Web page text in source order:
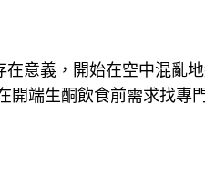
意義，開始在空中混亂
端生酮飲食前需求找專